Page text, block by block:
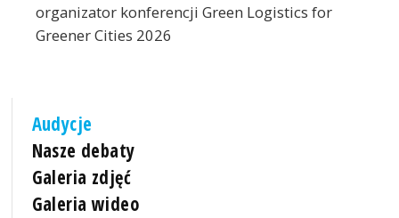
organizator konferencji Green Logistics for
Greener Cities 2026
Audycje
Nasze debaty
Galeria zdjęć
Galeria wideo